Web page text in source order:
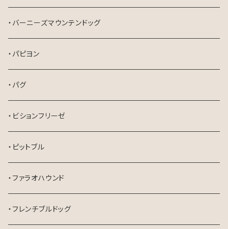
・バーニーズマウンテンドッグ
・パピヨン
・パグ
・ビションフリーゼ
・ピットブル
・ファラオハウンド
・フレンチブルドッグ